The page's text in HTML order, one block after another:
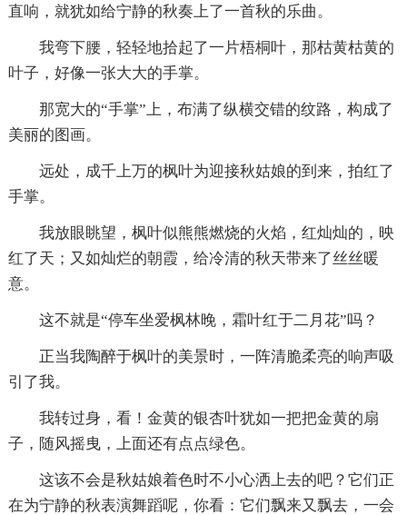
直响，就犹如给宁静的秋奏上了一首秋的乐曲。
我弯下腰，轻轻地拾起了一片梧桐叶，那枯黄枯黄的
叶子，好像一张大大的手掌。
那宽大的“手掌”上，布满了纵横交错的纹路，构成了
美丽的图画。
远处，成千上万的枫叶为迎接秋姑娘的到来，拍红了
手掌。
我放眼眺望，枫叶似熊熊燃烧的火焰，红灿灿的，映
红了天；又如灿烂的朝霞，给冷清的秋天带来了丝丝暖
意。
这不就是“停车坐爱枫林晚，霜叶红于二月花”吗？
正当我陶醉于枫叶的美景时，一阵清脆柔亮的响声吸
引了我。
我转过身，看！金黄的银杏叶犹如一把把金黄的扇
子，随风摇曳，上面还有点点绿色。
这该不会是秋姑娘着色时不小心洒上去的吧？它们正
在为宁静的秋表演舞蹈呢，你看：它们飘来又飘去，一会